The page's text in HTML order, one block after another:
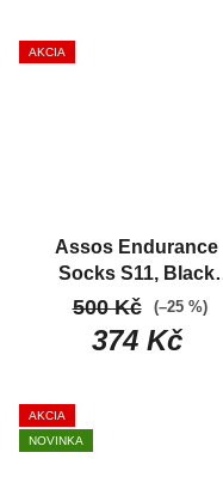
AKCIA
Assos Endurance
Socks S11, Black
SeriesZávodné letné
ponožky
374 Kč
500 Kč (–25 %)
AKCIA
NOVINKA